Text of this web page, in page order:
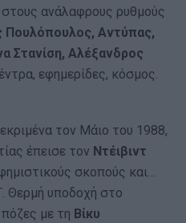
ανάλαφρους ρυθμούς
Πουλόπουλος, Αντύπας,
Στανίση, Αλέξανδρος
εφημερίδες, κόσμος.
τον Μάιο του 1988,
έπεισε τον Ντέιβιντ
σκοπούς και…
Θερμή υποδοχή στο
με τη Βίκυ